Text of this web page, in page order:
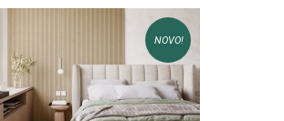
NOVO!